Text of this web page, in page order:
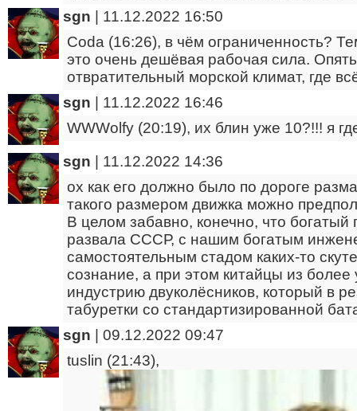
sgn
11.12.2022 16:50
Coda (16:26), в чём ограниченность?
это очень дешёвая рабочая сила.
отвратительный морской климат, где
sgn
11.12.2022 16:46
WWWolfy (20:19), их блин уже 10?!!! я
sgn
11.12.2022 14:36
ох как его должно было по дороге
такого размером движка можно
В целом забавно, конечно, что
развала СССР, с нашим богатым
самостоятельным стадом каких-то
сознание, а при этом китайцы из
индустрию двуколёсников, который в
табуретки со стандартизированной
sgn
09.12.2022 09:47
tuslin (21:43),